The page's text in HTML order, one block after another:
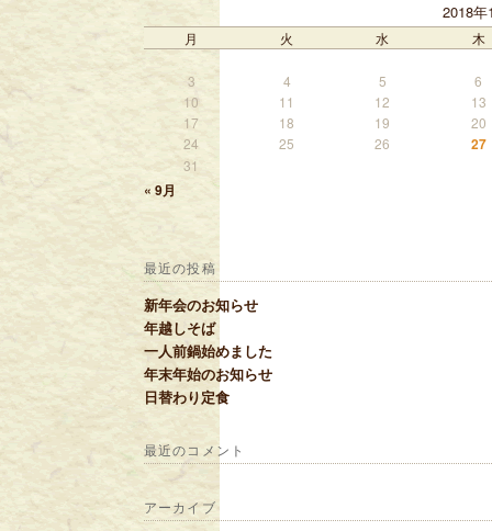
2018年
月 火 水 木
3 4 5
6
10
11 12
13
17
18 19
20
24
25 26 27
31
« 9月
最近の投稿
新年会のお知らせ
年越しそば
一人前鍋始めました
年末年始のお知らせ
日替わり定食
最近のコメント
アーカイブ